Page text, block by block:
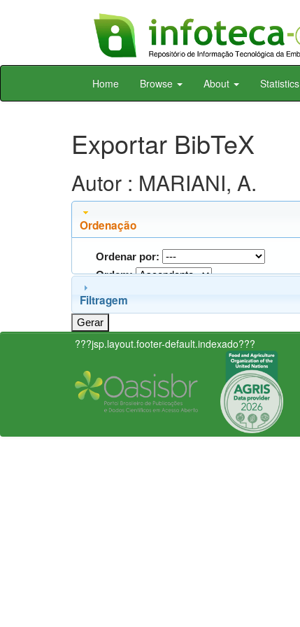
Skip
Home Browse About Statistics
Exportar BibTeX
Autor : MARIANI, A.
Ordenação
Ordenar por:
Ordem:
Filtragem
???jsp.layout.footer-default.indexado???